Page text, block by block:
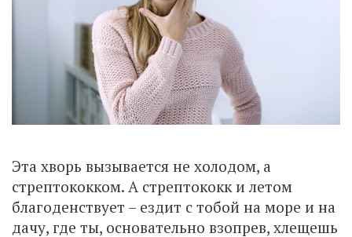
Эта хворь вызывается не холодом, а
стрептококком. А стрептококк и летом
благоденствует – ездит с тобой на море и на
дачу, где ты, основательно взопрев, хлещешь